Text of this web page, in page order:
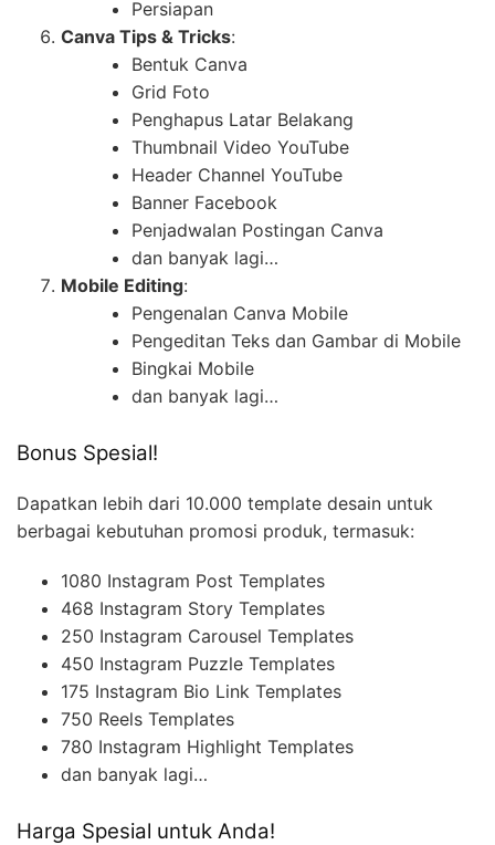
Persiapan
Canva Tips & Tricks:
Bentuk Canva
Grid Foto
Penghapus Latar Belakang
Thumbnail Video YouTube
Header Channel YouTube
Banner Facebook
Penjadwalan Postingan Canva
dan banyak lagi…
Mobile Editing:
Pengenalan Canva Mobile
Pengeditan Teks dan Gambar di Mobile
Bingkai Mobile
dan banyak lagi…
Bonus Spesial!
Dapatkan lebih dari 10.000 template desain untuk
berbagai kebutuhan promosi produk, termasuk:
1080 Instagram Post Templates
468 Instagram Story Templates
250 Instagram Carousel Templates
450 Instagram Puzzle Templates
175 Instagram Bio Link Templates
750 Reels Templates
780 Instagram Highlight Templates
dan banyak lagi…
Harga Spesial untuk Anda!